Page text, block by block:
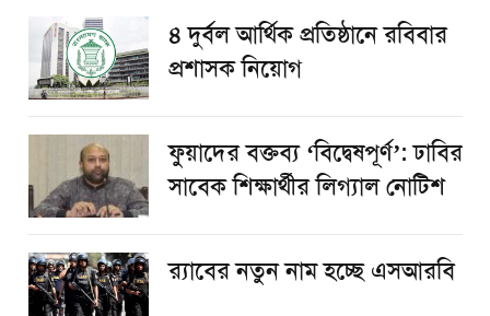
৪ দুর্বল আর্থিক প্রতিষ্ঠানে রবিবার
প্রশাসক নিয়োগ
ফুয়াদের বক্তব্য ‘বিদ্বেষপূর্ণ’: ঢাবির
সাবেক শিক্ষার্থীর লিগ্যাল নোটিশ
র‌্যাবের নতুন নাম হচ্ছে এসআরবি